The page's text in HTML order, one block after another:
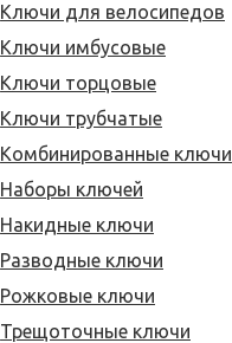
Ключи для велосипедов
Ключи имбусовые
Ключи торцовые
Ключи трубчатые
Комбинированные ключи
Наборы ключей
Накидные ключи
Разводные ключи
Рожковые ключи
Трещоточные ключи